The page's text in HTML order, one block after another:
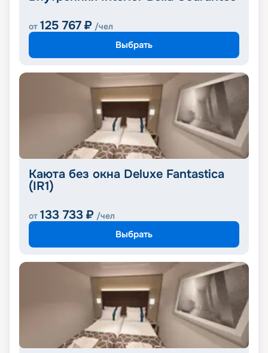
от 125 767 ₽ /чел
Выбрать
Каюта без окна Deluxe Fantastica
(IR1)
от 133 733 ₽ /чел
Выбрать